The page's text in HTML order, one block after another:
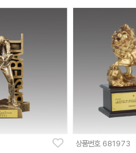
상품번호 681973